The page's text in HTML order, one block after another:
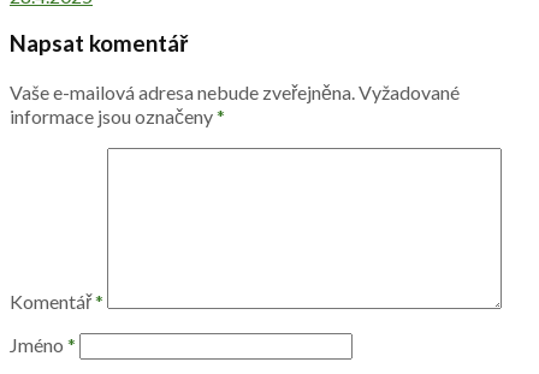
Napsat komentář
Vaše e-mailová adresa nebude zveřejněna. Vyžadované
informace jsou označeny*
Komentář*
Jméno *